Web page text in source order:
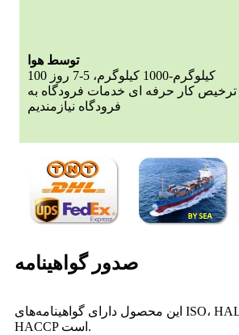
توسط هوا
100 کیلوگرم-1000 کیلوگرم، 5-7 روز
ترخیص کار حرفه ای خدمات فرودگاه به
فرودگاه نیازمندیم
صدور گواهینامه
این محصول دارای گواهینامه‌های ISO، HALAL، KOSHER و
HACCP است.